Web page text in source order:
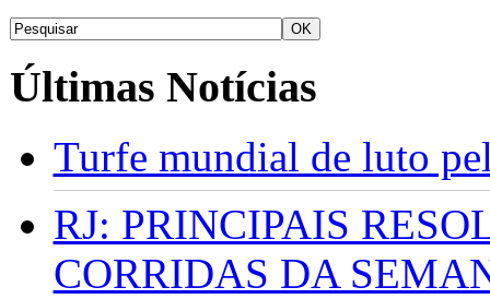
Últimas Notícias
Turfe mundial de luto
RJ: PRINCIPAIS
CORRIDAS DA